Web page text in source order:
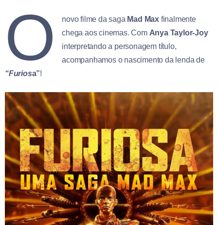
O novo filme da saga Mad Max finalmente
chega aos cinemas. Com Anya Taylor-Joy
interpretando a personagem título,
acompanhamos o nascimento da lenda de
“Furiosa”!